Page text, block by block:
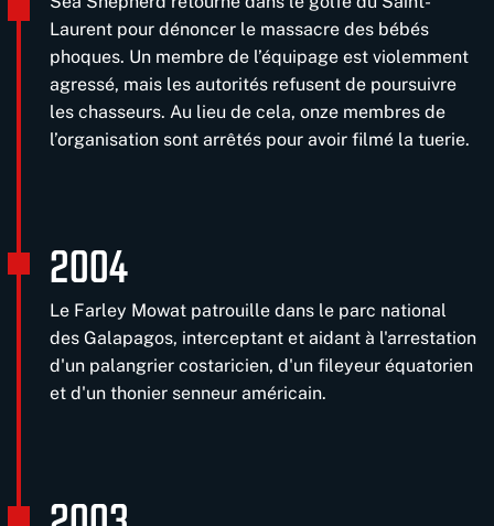
Laurent pour dénoncer le massacre des bébés
phoques. Un membre de l’équipage est violemment
agressé, mais les autorités refusent de poursuivre
les chasseurs. Au lieu de cela, onze membres de
l’organisation sont arrêtés pour avoir filmé la tuerie.
2004
Le Farley Mowat patrouille dans le parc national
des Galapagos, interceptant et aidant à l'arrestation
d'un palangrier costaricien, d'un fileyeur équatorien
et d'un thonier senneur américain.